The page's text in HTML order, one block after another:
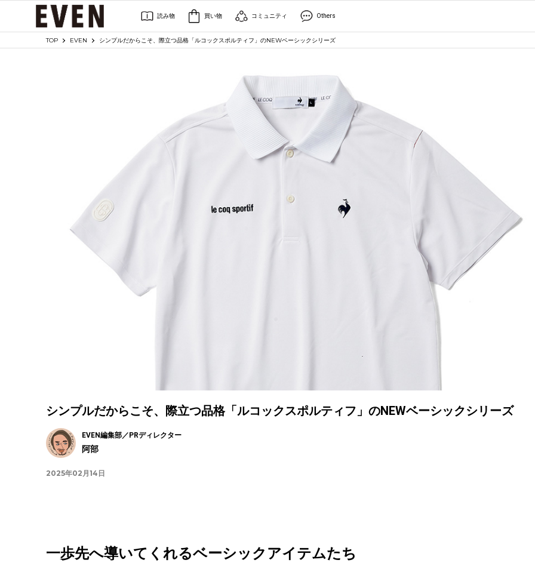
読み物 買い物 コミュニティ Others
TOP EVEN シンプルだからこそ、際立つ品格「ルコックスポルティフ」のNEWベーシックシリーズ
シンプルだからこそ、際立つ品格「ルコックスポルティフ」のNEWベーシックシリーズ
EVEN編集部／PRディレクター
阿部
2025年02月14日
一歩先へ導いてくれるベーシックアイテムたち